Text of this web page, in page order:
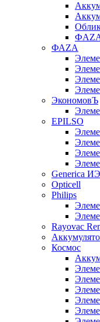
ФАZA
ЭкономовЪ
EPILSO
Generica
Opticell
Philips
Rayovac
Космос